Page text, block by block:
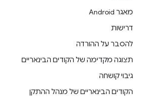
מאגר Android
דרישות
להסבר על ההורדה
תצוגה מקדימה של הקודים הבינאריים
גיבוי קושחה
הקודים הבינאריים של מנהל ההתקן